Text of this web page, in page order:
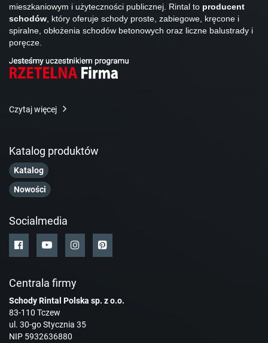
mieszkaniowym i użyteczności publicznej. Rintal to producent
schodów, który oferuje schody proste, zabiegowe, kręcone i
spiralne, obłożenia schodów betonowych oraz liczne balustrady i
poręcze.
Czytaj więcej
Katalog produktów
Katalog
Nowości
Socialmedia
Centrala firmy
Schody Rintal Polska sp. z o.o.
83-110 Tczew
ul. 30-go Stycznia 35
NIP 5932636880